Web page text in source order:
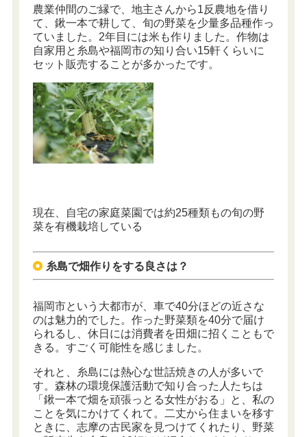
農業仲間のご縁で、地主さんから1反農地を借り
て、鍬一本で耕して、旬の野菜を少量多品種作っ
ていました。2年目には米も作りました。作物は
自家用と糸島や福岡市の知り合い15軒くらいに
セット販売することが多かったです。
現在、自宅の家庭菜園では約25種類もの旬の野
菜を有機栽培している
糸島で畑作りをする良さは？
福岡市という大都市が、車で40分ほどの近さな
のは魅力的でした。作った野菜類を40分で届け
られるし、休日には消費者を田畑に招くこともで
きる。すごく可能性を感じました。
それと、糸島には熱心な世話焼きの人が多いで
す。森林の環境保護活動で知り合った人たちは
「鍬一本で畑を頑張っとる女性がおる」と、私の
ことを気にかけてくれて。二丈から住まいを移す
ときに、志摩の古民家を見つけてくれたり、野菜